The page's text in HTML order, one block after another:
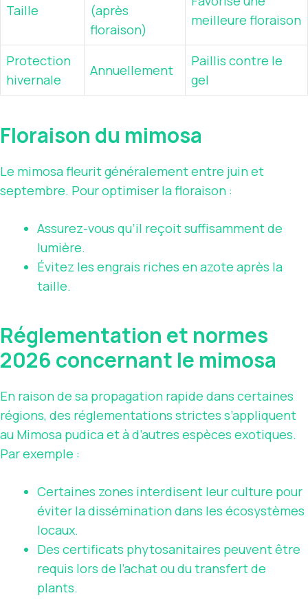
Taille
(après
floraison)
meilleure floraison
Protection
hivernale
Annuellement
Paillis contre le
gel
Floraison du mimosa
Le mimosa fleurit généralement entre juin et
septembre. Pour optimiser la floraison :
Assurez-vous qu’il reçoit suffisamment de
lumière.
Évitez les engrais riches en azote après la
taille.
Réglementation et normes
2026 concernant le mimosa
En raison de sa propagation rapide dans certaines
régions, des réglementations strictes s’appliquent
au Mimosa pudica et à d’autres espèces exotiques.
Par exemple :
Certaines zones interdisent leur culture pour
éviter la dissémination dans les écosystèmes
locaux.
Des certificats phytosanitaires peuvent être
requis lors de l’achat ou du transfert de
plants.